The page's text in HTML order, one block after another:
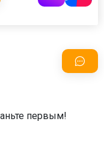
первым!